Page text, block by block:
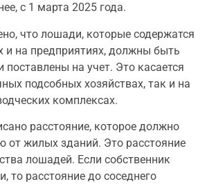
с 1 марта 2025 года.
что лошади, которые содержатся
и на предприятиях, должны быть
на учет. Это касается
подсобных хозяйствах, так и на
комплексах.
расстояние, которое должно
от жилых зданий. Это расстояние
лошадей. Если собственник
то расстояние до соседнего